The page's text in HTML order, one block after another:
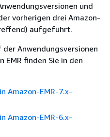
und
vorherigen drei Amazon-
aufgeführt.
Anwendungsversionen
EMR finden Sie in den
Amazon-EMR-7.x-
Amazon-EMR-6.x-